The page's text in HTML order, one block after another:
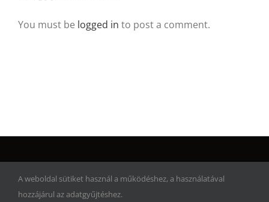
You must be logged in to post a comment.
A weboldal sütiket használ a működéshez, a használatával
hozzájárul az adatgyűjtéshez.